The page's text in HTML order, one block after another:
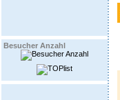
Besucher Anzahl